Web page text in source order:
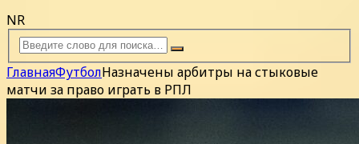
NR
ГлавнаяФутболНазначены арбитры на стыковые
матчи за право играть в РПЛ